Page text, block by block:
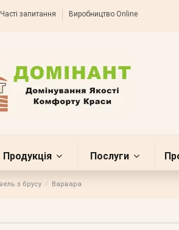
Часті запитання Виробництво Online
Продукція Послуги
з брусу Варвара